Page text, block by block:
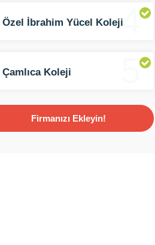
4
Özel İbrahim Yücel Koleji
5
Çamlıca Koleji
Firmanızı Ekleyin!